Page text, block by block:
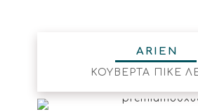
ARIEN
ΚΟΥΒΕΡΤΑ ΠΙΚΕ